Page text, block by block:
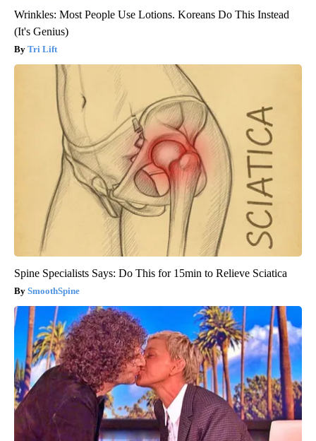
Wrinkles: Most People Use Lotions. Koreans Do This Instead
(It's Genius)
Tri Lift
Spine Specialists Says: Do This for 15min to Relieve Sciatica
SmoothSpine